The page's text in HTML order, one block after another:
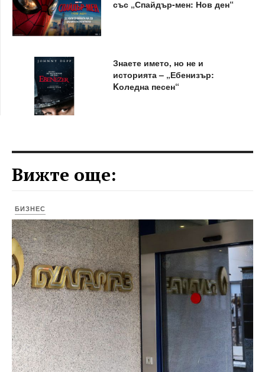
със „Спайдър-мен: Нов ден“
Знаете името, но не и
историята – „Ебенизър:
Kоледна песен“
Вижте още:
БИЗНЕС